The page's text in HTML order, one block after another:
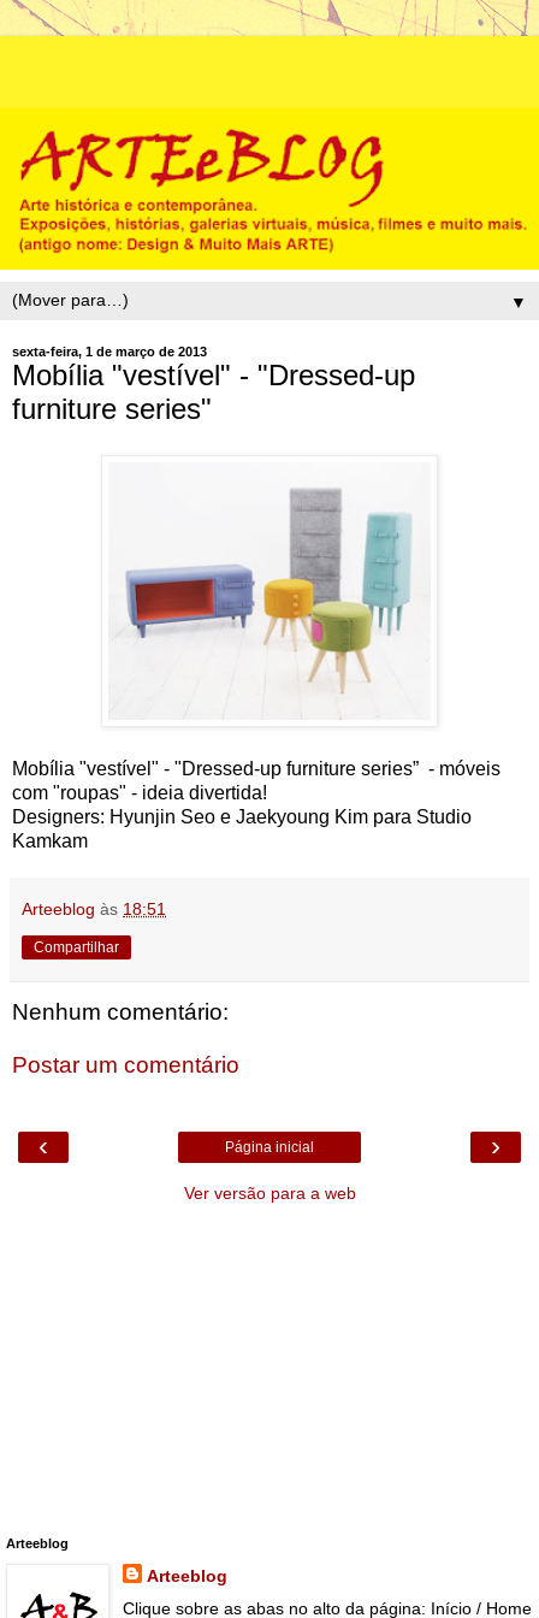
▼
sexta-feira, 1 de março de 2013
Mobília "vestível" - "Dressed-up
furniture series"
Mobília "vestível" - "Dressed-up furniture series” - móveis
com "roupas" - ideia divertida!
Designers: Hyunjin Seo e Jaekyoung Kim para Studio
Kamkam
Arteeblog às 18:51
Compartilhar
Nenhum comentário:
Postar um comentário
‹ ›
Página inicial
Ver versão para a web
Arteeblog
Arteeblog
Clique sobre as abas no alto da página: Início / Home